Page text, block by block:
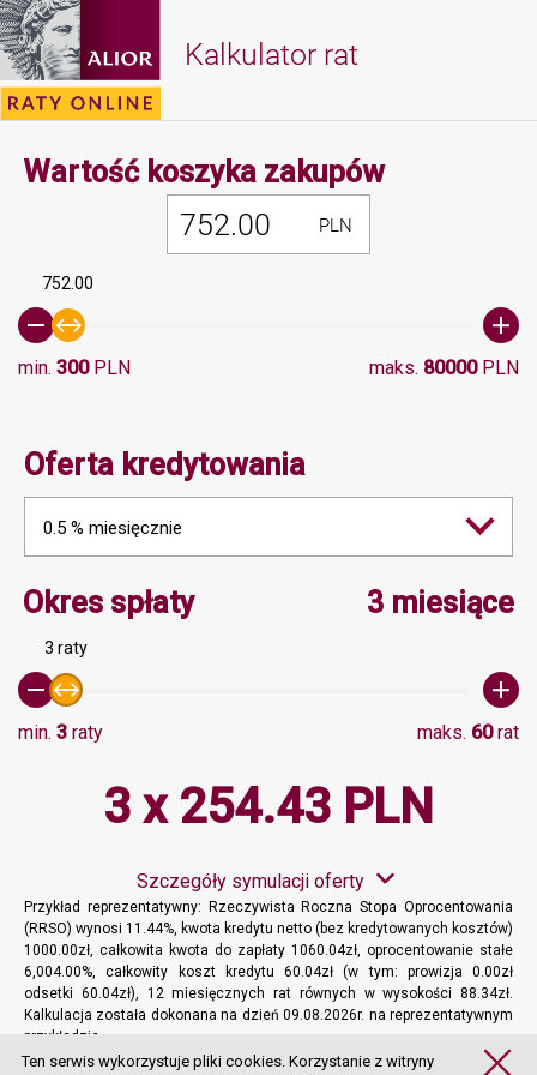
Kalkulator rat
Wartość koszyka zakupówMinimalna
PLN
752.00
min. 300PLN maks. 80000PLN
Oferta kredytowania
0.5 % miesięcznie
Okres spłatyMinimalna wartość 3,
3 miesiące
3 raty
min. 3 raty maks. 60rat
3 x 254.43 PLN
Szczegóły symulacji oferty
Przykład reprezentatywny: Rzeczywista Roczna Stopa Oprocentowania
(RRSO) wynosi 11.44%, kwota kredytu netto (bez kredytowanych kosztów)
1000.00zł, całkowita kwota do zapłaty 1060.04zł, oprocentowanie stałe
6,004.00%, całkowity koszt kredytu 60.04zł (w tym: prowizja 0.00zł
odsetki 60.04zł), 12 miesięcznych rat równych w wysokości 88.34zł.
Kalkulacja została dokonana na dzień 09.08.2026r. na reprezentatywnym
przykładzie.
Więcej informacji
Ten serwis wykorzystuje pliki cookies. Korzystanie z witryny